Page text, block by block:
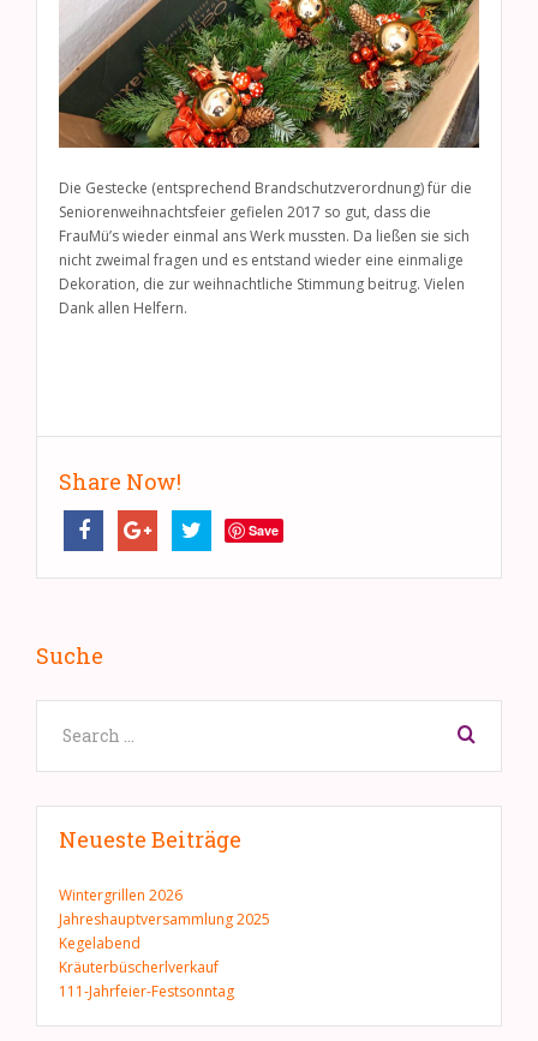
Die Gestecke (entsprechend Brandschutzverordnung) für die
Seniorenweihnachtsfeier gefielen 2017 so gut, dass die
FrauMü’s wieder einmal ans Werk mussten. Da ließen sie sich
nicht zweimal fragen und es entstand wieder eine einmalige
Dekoration, die zur weihnachtliche Stimmung beitrug. Vielen
Dank allen Helfern.
Share Now!
Save
Suche
Neueste Beiträge
Wintergrillen 2026
Jahreshauptversammlung 2025
Kegelabend
Kräuterbüscherlverkauf
111-Jahrfeier-Festsonntag